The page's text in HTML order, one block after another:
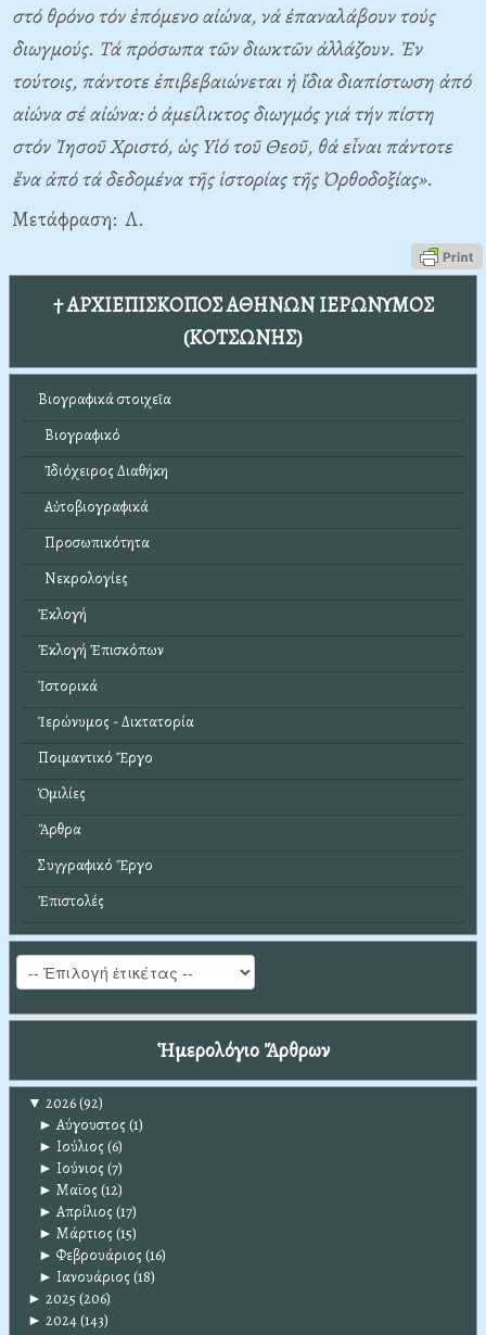
στό θρόνο τόν ἑπόμενο αἰώνα, νά ἐπαναλάβουν τούς
διωγμούς. Tά πρόσωπα τῶν διωκτῶν ἀλλάζουν. Ἐν
τούτοις, πάντοτε ἐπιβεβαιώνεται ἡ ἴδια διαπίστωση ἀπό
αἰώνα σέ αἰώνα: ὁ ἀμείλικτος διωγμός γιά τήν πίστη
στόν Ἰησοῦ Xριστό, ὡς Yἱό τοῦ Θεοῦ, θά εἶναι πάντοτε
ἕνα ἀπό τά δεδομένα τῆς ἱστορίας τῆς Ὀρθοδοξίας».
Mετάφραση: Λ.
† ΑΡΧΙΕΠΙΣΚΟΠΟΣ ΑΘΗΝΩΝ ΙΕΡΩΝΥΜΟΣ
(ΚΟΤΣΩΝΗΣ)
Βιογραφικά στοιχεῖα
Βιογραφικό
Ἰδιόχειρος Διαθήκη
Αὐτοβιογραφικά
Προσωπικότητα
Νεκρολογίες
Ἐκλογή
Ἐκλογή Ἐπισκόπων
Ἱστορικά
Ἱερώνυμος - Δικτατορία
Ποιμαντικό Ἔργο
Ὁμιλίες
Ἄρθρα
Συγγραφικό Ἔργο
Ἐπιστολές
Ἡμερολόγιο Ἄρθρων
▼ 2026(92)
► Αύγουστος (1)
► Ιούλιος (6)
► Ιούνιος (7)
► Μαϊος (12)
► Απρίλιος (17)
► Μάρτιος (15)
► Φεβρουάριος (16)
► Ιανουάριος (18)
► 2025 (206)
► 2024(143)